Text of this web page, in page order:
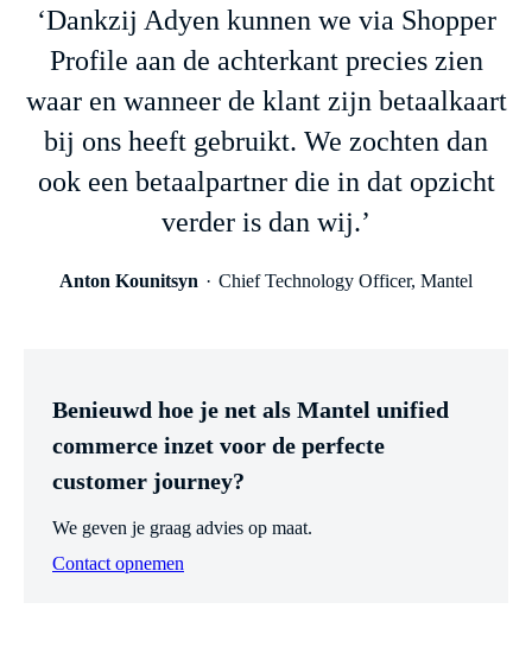
‘Dankzij Adyen kunnen we via Shopper
Profile aan de achterkant precies zien
waar en wanneer de klant zijn betaalkaart
bij ons heeft gebruikt. We zochten dan
ook een betaalpartner die in dat opzicht
verder is dan wij.’
Anton Kounitsyn Chief Technology Officer, Mantel
Benieuwd hoe je net als Mantel unified
commerce inzet voor de perfecte
customer journey?
We geven je graag advies op maat.
Contact opnemen